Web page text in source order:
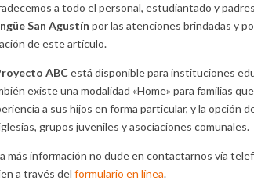
a todo el personal, estudiantado y
San Agustín por las atenciones brindadas y
de este artículo.
ABCestá disponible para instituciones
existe una modalidad «Home» para familias
a sus hijos en forma particular, y la opción
grupos juveniles y asociaciones comunales.
más información no dude en contactarnos vía
a través delformulario en línea.